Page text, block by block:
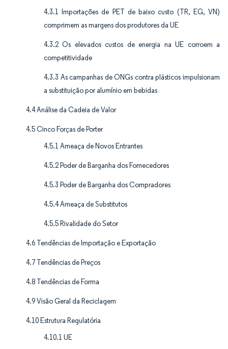
4.3.1 Importações de PET de baixo custo (TR, EG, VN)
comprimem as margens dos produtores da UE
4.3.2 Os elevados custos de energia na UE corroem a
competitividade
4.3.3 As campanhas de ONGs contra plásticos impulsionam
a substituição por alumínio em bebidas
4.4 Análise da Cadeia de Valor
4.5 Cinco Forças de Porter
4.5.1 Ameaça de Novos Entrantes
4.5.2 Poder de Barganha dos Fornecedores
4.5.3 Poder de Barganha dos Compradores
4.5.4 Ameaça de Substitutos
4.5.5 Rivalidade do Setor
4.6 Tendências de Importação e Exportação
4.7 Tendências de Preços
4.8 Tendências de Forma
4.9 Visão Geral da Reciclagem
4.10 Estrutura Regulatória
4.10.1 UE